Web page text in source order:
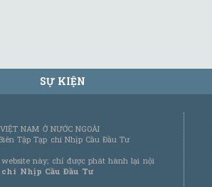
SỰ KIỆN
NAM Ở NƯỚC NGOÀI
Tập Tạp chí Nhịp Cầu Đầu Tư
này; chỉ được phát hành lại nội
chí Nhịp Cầu Đầu Tư